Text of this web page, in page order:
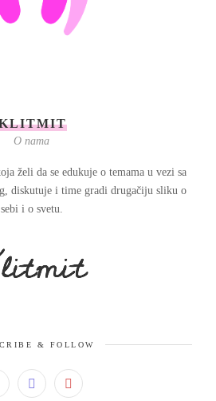
O nama
želi da se edukuje o temama u vezi sa
diskutuje i time gradi drugačiju sliku o
sebi i o svetu.
& FOLLOW